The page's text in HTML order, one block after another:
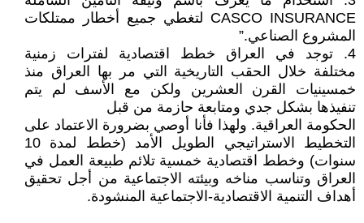
CASCO INSURANCE لتغطي جميع أخطار ممتلكات
المشروع الصناعي.”
4. توجد في العراق خطط اقتصادية لفترات زمنية
مختلفة خلال الحقب التاريخية التي مر بها العراق منذ
خمسينيات القرن العشرين ولكن مع الأسف لم يتم
تنفيذها بشكل جدي ومتابعة حازمة من قبل
الحكومة العراقية. ولهذا فأنا أوصي بضرورة الاعتماد على
التخطيط الاستراتيجي الطويل الأمد (خطط لمدة 10
سنوات) وخطط اقتصادية خمسية تلائم طبيعة العمل في
العراق وتناسب مناخه وبيئته الاجتماعية من أجل تحقيق
أهداف التنمية الاقتصادية-الاجتماعية المنشودة.